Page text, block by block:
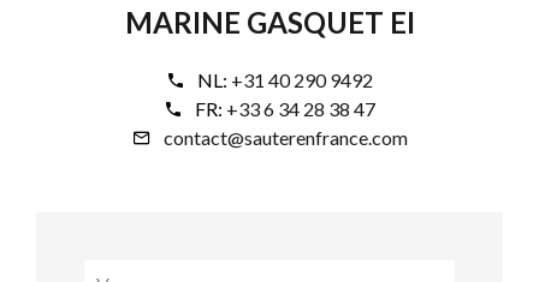
MARINE GASQUET EI
NL: +31 40 290 9492
FR: +33 6 34 28 38 47
contact@sauterenfrance.com